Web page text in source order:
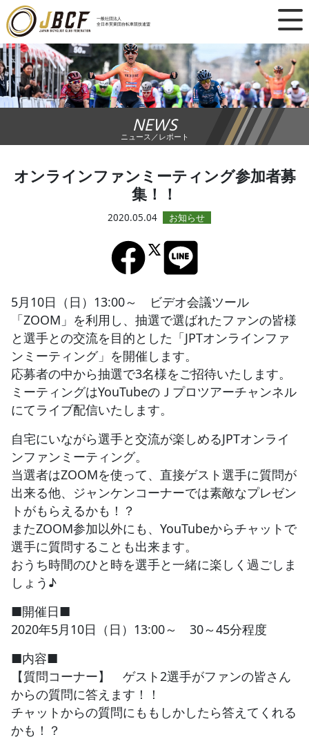
一般社団法人
全日本実業団自転車競技連盟
×
ニュース
レース日程
ランキング
チーム・選手
競技ガイド
加盟・登録
エントリー
JBCF ROAD SERIESとは
NEWS
ニュース／レポート
オンラインファンミーティング参加者募
集！！
2020.05.04
5月10日（日）13:00～ ビデオ会議ツール
「ZOOM」を利用し、抽選で選ばれたファンの皆様
と選手との交流を目的とした「JPTオンラインファ
ンミーティング」を開催します。
応募者の中から抽選で3名様をご招待いたします。
ミーティングはYouTubeのＪプロツアーチャンネル
にてライブ配信いたします。
自宅にいながら選手と交流が楽しめるJPTオンライ
ンファンミーティング。
当選者はZOOMを使って、直接ゲスト選手に質問が
出来る他、ジャンケンコーナーでは素敵なプレゼン
トがもらえるかも！？
またZOOM参加以外にも、YouTubeからチャットで
選手に質問することも出来ます。
おうち時間のひと時を選手と一緒に楽しく過ごしま
しょう♪
■開催日■
2020年5月10日（日）13:00～ 30～45分程度
■内容■
【質問コーナー】 ゲスト2選手がファンの皆さん
からの質問に答えます！！
チャットからの質問にももしかしたら答えてくれる
かも！？